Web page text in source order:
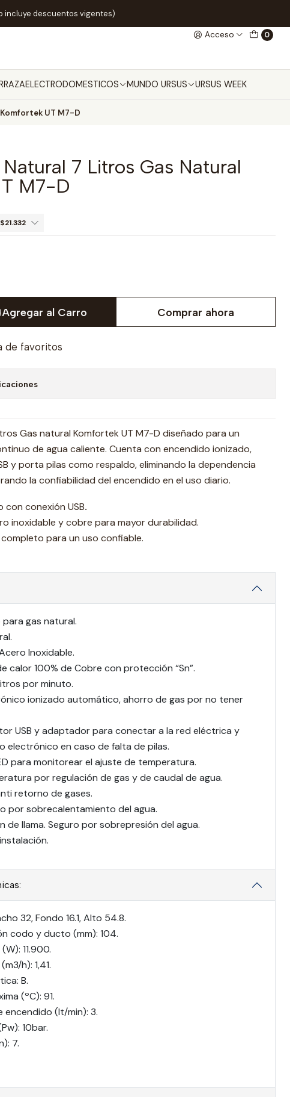
Acceso 0
ELECTRODOMESTICOS MUNDO URSUS URSUS WEEK
incluye descuentos vigentes)
UT M7-D
7 Litros Gas Natural
M7-D
$21.332
Agregar al Carro Comprar ahora
de favoritos
Gas natural Komfortek UT M7-D diseñado para un
de agua caliente. Cuenta con encendido ionizado,
y porta pilas como respaldo, eliminando la dependencia
la confiabilidad del encendido en el uso diario.
conexión USB.
inoxidable y cobre para mayor durabilidad.
para un uso confiable.
gas natural.
Inoxidable.
calor 100% de Cobre con protección “Sn”.
por minuto.
ionizado automático, ahorro de gas por no tener
USB y adaptador para conectar a la red eléctrica y
electrónico en caso de falta de pilas.
para monitorear el ajuste de temperatura.
por regulación de gas y de caudal de agua.
retorno de gases.
por sobrecalentamiento del agua.
de llama. Seguro por sobrepresión del agua.
32, Fondo 16.1, Alto 54.8.
codo y ducto (mm): 104.
11.900.
h): 1,41.
B.
(ºC): 91.
encendido (lt/min): 3.
10bar.
7.